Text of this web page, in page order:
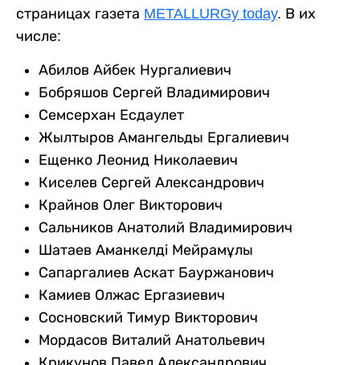
страницах газета METALLURGy today. В их
числе:
Абилов Айбек Нургалиевич
Бобряшов Сергей Владимирович
Семсерхан Есдаулет
Жылтыров Амангельды Ергалиевич
Ещенко Леонид Николаевич
Киселев Сергей Александрович
Крайнов Олег Викторович
Сальников Анатолий Владимирович
Шатаев Аманкелді Мейрамұлы
Сапаргалиев Аскат Бауржанович
Камиев Олжас Ергазиевич
Сосновский Тимур Викторович
Мордасов Виталий Анатольевич